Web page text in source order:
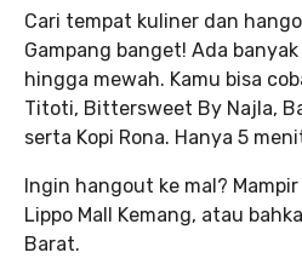
Cari tempat kuliner dan
Gampang banget! Ada
hingga mewah. Kamu bisa
Titoti, Bittersweet By Najla,
serta Kopi Rona. Hanya 5
Ingin hangout ke mal?
Lippo Mall Kemang, atau
Barat.